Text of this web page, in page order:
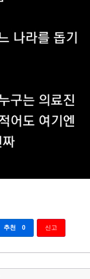
추천 0 신고